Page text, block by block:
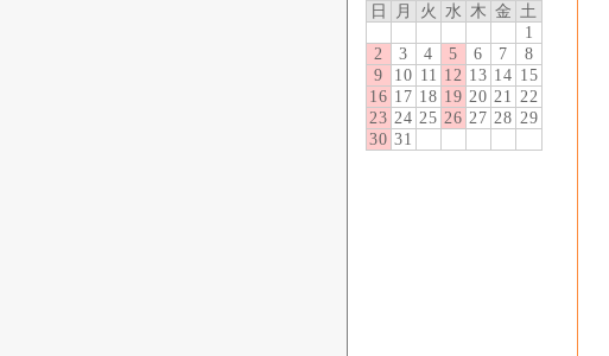
日
月 火 水 木 金 土
1
2
3 4 5 6 7
8
9
10 11 12 13 14 15
16 17 18 19 20 21 22
23 24 25 26 27 28 29
30 31